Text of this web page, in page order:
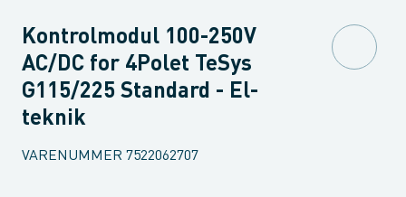
Kontrolmodul 100-250V
AC/DC for 4Polet TeSys
G115/225 Standard - El-
teknik
VARENUMMER 7522062707